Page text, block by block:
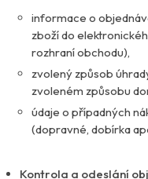
informace o
zboží do
rozhraní obchodu),
zvolený způsob
zvoleném způsobu
údaje o případných
(dopravné, dobírka
Kontrola a odeslání